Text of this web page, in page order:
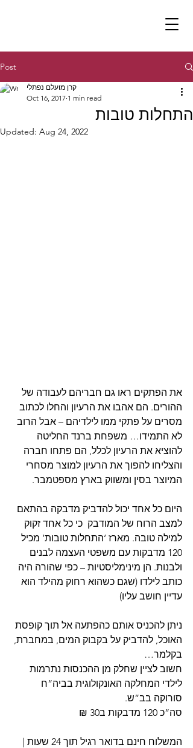
Post
התחלות טובות
קרן מועלם נפתלי
Oct 16, 2017 1 min read
Updated: Aug 24, 2022
את הפתקים ראו גם חבריהם לעבודה של
ההורים. הם אהבו את הרעיון והחלו לכתוב
מסרים על פתקי ממו לילדיהם – אבל הרוב
לא התמידו… משפחת ברנד החליטה
להוציא את הרעיון לכלל, הם פתחו חברה
והצליחו להפוך את הרעיון למוצר מסחרי
המיוצר בסין ומשווק בארץ מספטמבר.
היום כל אחד יכול להדביק מדבקה בהתאם
למצב הרוח של המודבק  כי כל אחד זקוק
למילה טובה. מארז ‘התחלות טובות’ מכיל
120 מדבקות עם משפטי העצמה לבנים
ולבנות. הן מינימליסטיות – כפי שהורה היה
כותב לילדו (שגם כשהוא רחוק מהילד הוא
עדיין חושב עליו)
ניתן להכניס אותם כהפתעה אל תוך קופסת
האוכל, להדביק על בקבוק המים, במחברת,
בקלמר…
חשוב לציין שחלק מן ההכנסות נתרמות
לילדי המחלקה האונקולוגית בביה”ח
סורוקה בב”ש.
סה”כ 120 מדבקות ב30 ₪
המשלוח חינם בדואר רגיל תוך 24 שעות |